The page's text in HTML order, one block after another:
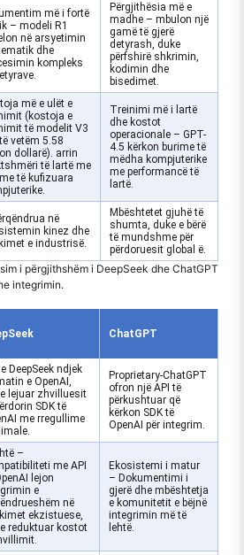
më i fortë
– modeli R1
në arsyetimin
dhe
kompleks
Përgjithësia më e
madhe – mbulon një
gamë të gjerë
detyrash, duke
përfshirë shkrimin,
kodimin dhe
bisedimet.
më e ulët e
(kostoja e
të modelit V3
vetëm 5.58
dollarë). arrin
të lartë me
të kufizuara
Treinimi më i lartë
dhe kostot
operacionale – GPT-
4.5 kërkon burime të
mëdha kompjuterike
me performancë të
lartë.
në
kinez dhe
e industrisë.
Mbështetet gjuhë të
shumta, duke e bërë
të mundshme për
përdoruesit global ë.
i përgjithshëm i DeepSeek dhe ChatGPT
integrimin.
ChatGPT
DeepSeek ndjek
e OpenAI,
lejuar zhvilluesit
SDK të
me rregullime
Proprietary-ChatGPT
ofron një API të
përkushtuar që
kërkon SDK të
OpenAI për integrim.
–
me API
lejon
e
në
ekzistuese,
reduktuar kostot
Ekosistemi i matur
– Dokumentimi i
gjerë dhe mbështetja
e komunitetit e bëjnë
integrimin më të
lehtë.